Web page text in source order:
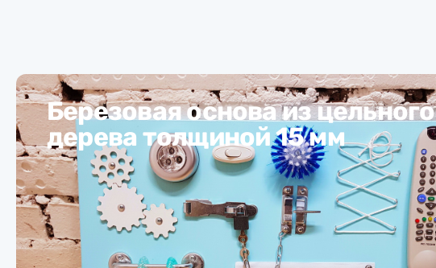
Березовая основа из цельного
дерева толщиной 15 мм